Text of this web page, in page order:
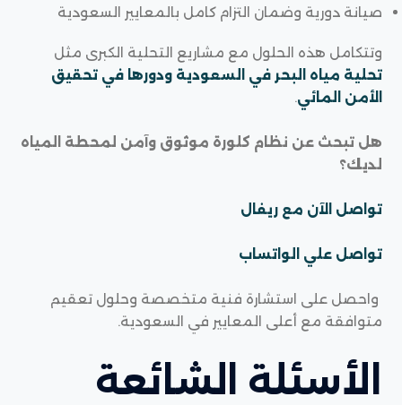
صيانة دورية وضمان التزام كامل بالمعايير السعودية
وتتكامل هذه الحلول مع مشاريع التحلية الكبرى مثل
تحلية مياه البحر في السعودية ودورها في تحقيق
الأمن المائي.
هل تبحث عن نظام كلورة موثوق وآمن لمحطة المياه
لديك؟
تواصل الآن مع ريفال
تواصل علي الواتساب
واحصل على استشارة فنية متخصصة وحلول تعقيم
متوافقة مع أعلى المعايير في السعودية.
الأسئلة الشائعة